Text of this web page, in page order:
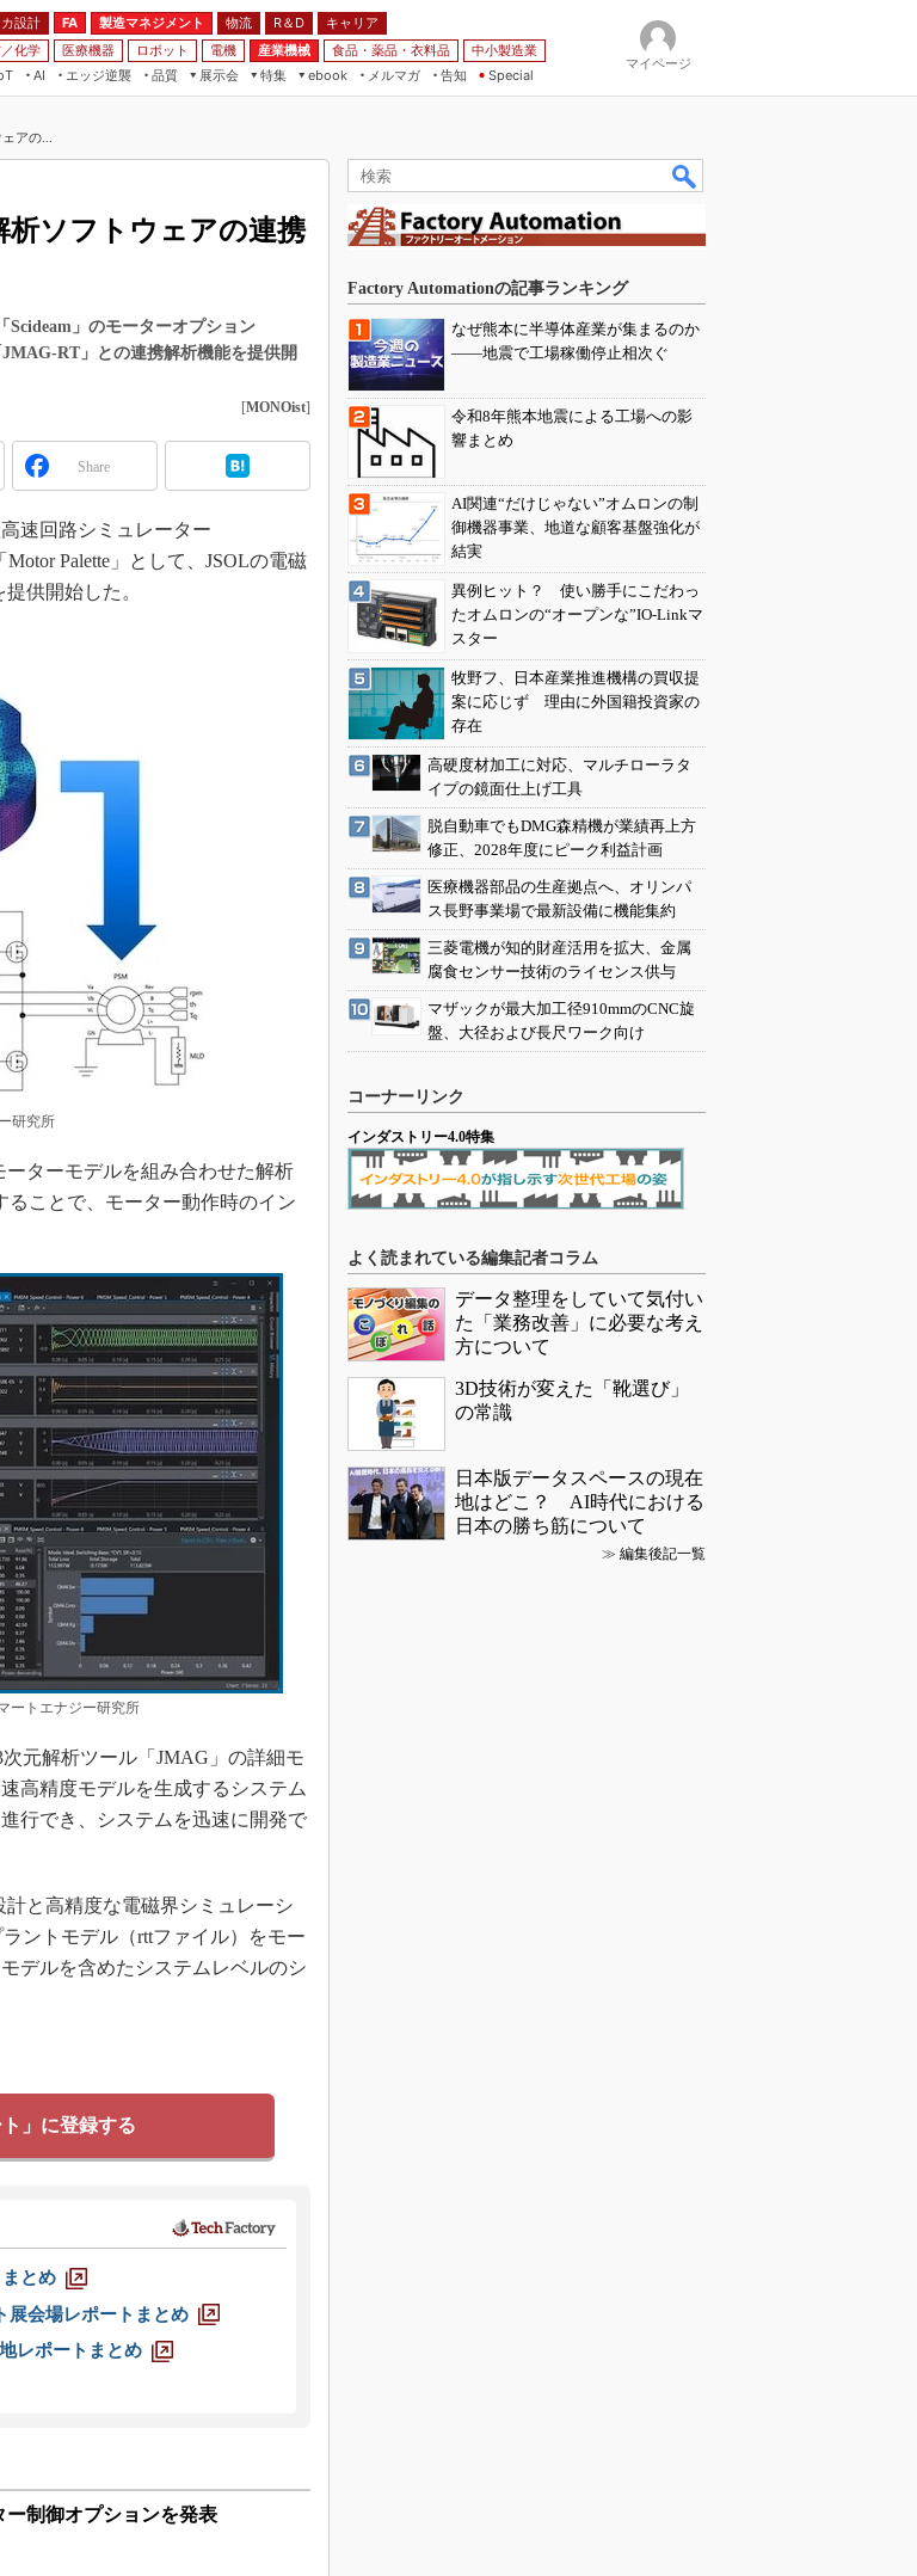
カ設計 FA 製造マネジメント 物流 R＆D
キャリア
化学 医療機器 ロボット 電機 産業機械 食品・薬品・衣料品
中小製造業
AI
エッジ逆襲 品質
展示会
FRONTIER
づくりワールド
WORLD
プンネット展
特集
つながるクルマ
VR／AR
フィールドサービス
組み込み画像技術
組み込みモデリング
ISO26262
3Dプリンタ
デジタルツインとCAE
メイドインジャパン
植物工場
知財マネジメント
グローバル設計・開発
制御セキュリティ
新型コロナへの対応
ebook
メルマガ
告知 Special
マイページ
アの...
析ソフトウェアの連携
」のモーターオプション
RT」との連携解析機能を提供開
[MONOist]
Share
速回路シミュレーター
Palette」として、JSOLの電磁
供開始した。
研究所
ターモデルを組み合わせた解析
ることで、モーター動作時のイン
ートエナジー研究所
元解析ツール「JMAG」の詳細モ
高精度モデルを生成するシステム
行でき、システムを迅速に開発で
と高精度な電磁界シミュレーシ
ントモデル（rttファイル）をモー
デルを含めたシステムレベルのシ
」に登録する
とめ
展会場レポートまとめ
レポートまとめ
制御オプションを発表
Factory Automationの記事ランキング
なぜ熊本に半導体産業が集まるのか
――地震で工場稼働停止相次ぐ
令和8年熊本地震による工場への影
響まとめ
AI関連“だけじゃない”オムロンの制
御機器事業、地道な顧客基盤強化が
結実
異例ヒット？ 使い勝手にこだわっ
たオムロンの“オープンな”IO-Linkマ
スター
牧野フ、日本産業推進機構の買収提
案に応じず 理由に外国籍投資家の
存在
高硬度材加工に対応、マルチローラタ
イプの鏡面仕上げ工具
脱自動車でもDMG森精機が業績再上方
修正、2028年度にピーク利益計画
医療機器部品の生産拠点へ、オリンパ
ス長野事業場で最新設備に機能集約
三菱電機が知的財産活用を拡大、金属
腐食センサー技術のライセンス供与
マザックが最大加工径910mmのCNC旋
盤、大径および長尺ワーク向け
コーナーリンク
インダストリー4.0特集
よく読まれている編集記者コラム
データ整理をしていて気付い
た「業務改善」に必要な考え
方について
3D技術が変えた「靴選び」
の常識
日本版データスペースの現在
地はどこ？ AI時代における
日本の勝ち筋について
≫ 編集後記一覧